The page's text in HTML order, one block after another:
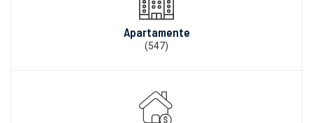
Apartamente
(547)